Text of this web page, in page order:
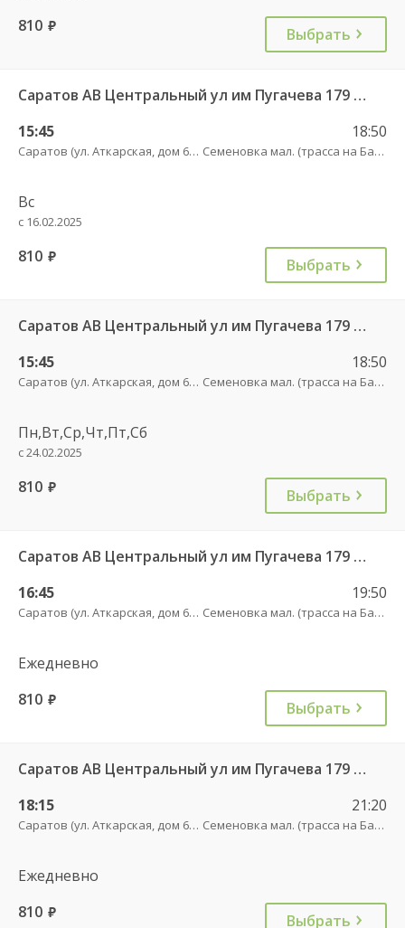
810 руб. Выбрать
Саратов АВ Центральный ул им Пугачева 179 А — Романовка рп (ул Советская 116)
15:45
Саратов (ул. Аткарская, дом 66 А)
18:50
Семеновка мал. (трасса на Балашов)
Вс
с 16.02.2025
810 руб. Выбрать
Саратов АВ Центральный ул им Пугачева 179 А — Балашов (Привокзальная площадь 7) 603-1
15:45
Саратов (ул. Аткарская, дом 66 А)
18:50
Семеновка мал. (трасса на Балашов)
Пн,Вт,Ср,Чт,Пт,Сб
с 24.02.2025
810 руб. Выбрать
Саратов АВ Центральный ул им Пугачева 179 А — Балашов (Привокзальная площадь 7) 603-1
16:45
Саратов (ул. Аткарская, дом 66 А)
19:50
Семеновка мал. (трасса на Балашов)
Ежедневно
810 руб. Выбрать
Саратов АВ Центральный ул им Пугачева 179 А — Балашов (Привокзальная площадь 7) 603-1
18:15
Саратов (ул. Аткарская, дом 66 А)
21:20
Семеновка мал. (трасса на Балашов)
Ежедневно
810 руб. Выбрать